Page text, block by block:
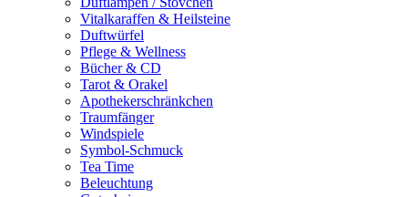
Vitalkaraffen & Heilsteine
Duftwürfel
Pflege & Wellness
Bücher & CD
Tarot & Orakel
Apothekerschränkchen
Traumfänger
Windspiele
Symbol-Schmuck
Tea Time
Beleuchtung